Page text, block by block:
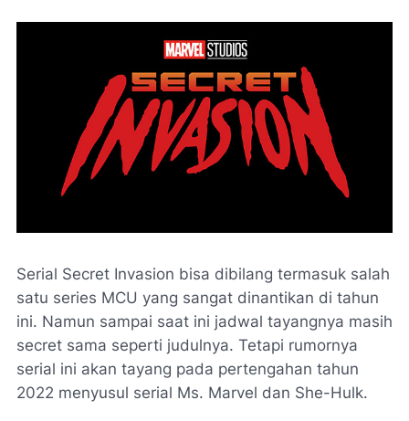
Serial Secret Invasion bisa dibilang termasuk salah
satu series MCU yang sangat dinantikan di tahun
ini. Namun sampai saat ini jadwal tayangnya masih
secret sama seperti judulnya. Tetapi rumornya
serial ini akan tayang pada pertengahan tahun
2022 menyusul serial Ms. Marvel dan She-Hulk.